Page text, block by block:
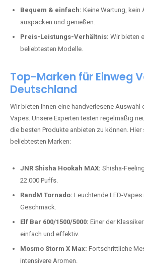
Bequem & einfach: Keine Wartung,
auspacken und genießen.
Preis-Leistungs-Verhältnis: Wir bieten
beliebtesten Modelle.
Top-Marken für Einweg
Deutschland
Wir bieten Ihnen eine handverlesene Auswahl
Vapes. Unsere Experten testen regelmäßig
die besten Produkte anbieten zu können.
beliebtesten Marken:
JNR Shisha Hookah MAX: Shisha-
22.000 Puffs.
RandM Tornado: Leuchtende LED-
Geschmack.
Elf Bar 600/1500/5000: Einer der
einfach und effektiv.
Mosmo Storm X Max: Fortschrittliche
intensivere Aromen.